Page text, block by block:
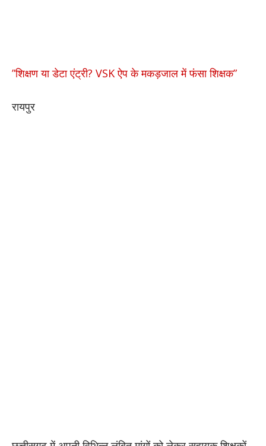
​”शिक्षण या डेटा एंट्री? VSK ऐप के मकड़जाल में फंसा शिक्षक”
रायपुर